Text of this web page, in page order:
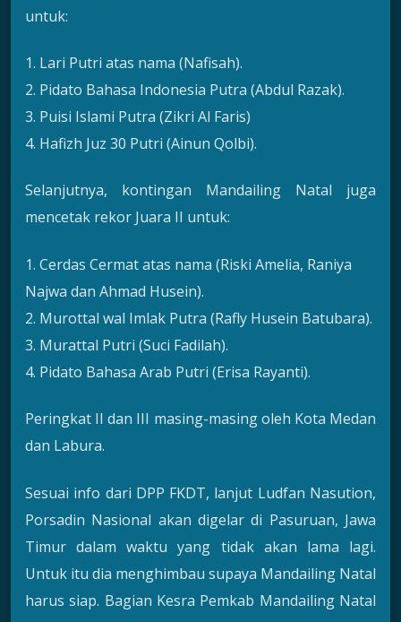
untuk:
1. Lari Putri atas nama (Nafisah).
2. Pidato Bahasa Indonesia Putra (Abdul Razak).
3. Puisi Islami Putra (Zikri Al Faris)
4. Hafizh Juz 30 Putri (Ainun Qolbi).
Selanjutnya, kontingan Mandailing Natal juga
mencetak rekor Juara II untuk:
1. Cerdas Cermat atas nama (Riski Amelia, Raniya
Najwa dan Ahmad Husein).
2. Murottal wal Imlak Putra (Rafly Husein Batubara).
3. Murattal Putri (Suci Fadilah).
4. Pidato Bahasa Arab Putri (Erisa Rayanti).
Peringkat II dan III masing-masing oleh Kota Medan
dan Labura.
Sesuai info dari DPP FKDT, lanjut Ludfan Nasution,
Porsadin Nasional akan digelar di Pasuruan, Jawa
Timur dalam waktu yang tidak akan lama lagi.
Untuk itu dia menghimbau supaya Mandailing Natal
harus siap. Bagian Kesra Pemkab Mandailing Natal